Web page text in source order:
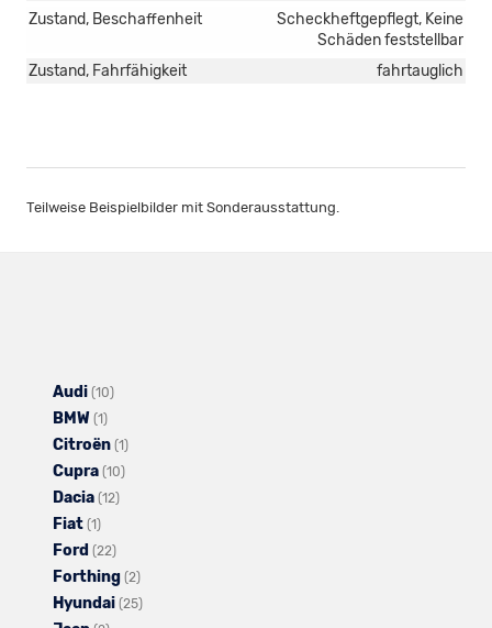
Zustand, Beschaffenheit
Scheckheftgepflegt, Keine
Schäden feststellbar
Zustand, Fahrfähigkeit
fahrtauglich
Teilweise Beispielbilder mit Sonderausstattung.
Audi (10)
von
Audi
anzeigen
BMW (1)
Fahrzeuge
von
BMW
Citroën (1)
Cupra (10)
anzeigen
Dacia (12)
Dacia
anzeigen
Fiat (1)
Fahrzeuge
von
Fiat
Ford (22)
Fahrzeuge
von
Forthing (2)
Fahrzeuge
Hyundai (25)